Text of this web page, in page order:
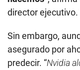
director ejecutivo.
Sin embargo,
asegurado por
predecir. “Nvidia